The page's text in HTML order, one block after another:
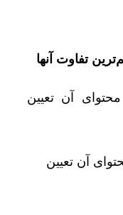
تفاوت‌ آنها
آن تعیین